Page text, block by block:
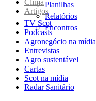
Planilhas
Relatórios
Encontros
Clima
Artigos
TV Scot
Podcasts
Agronegócio na mídia
Entrevistas
Agro sustentável
Cartas
Scot na mídia
Radar Sanitário